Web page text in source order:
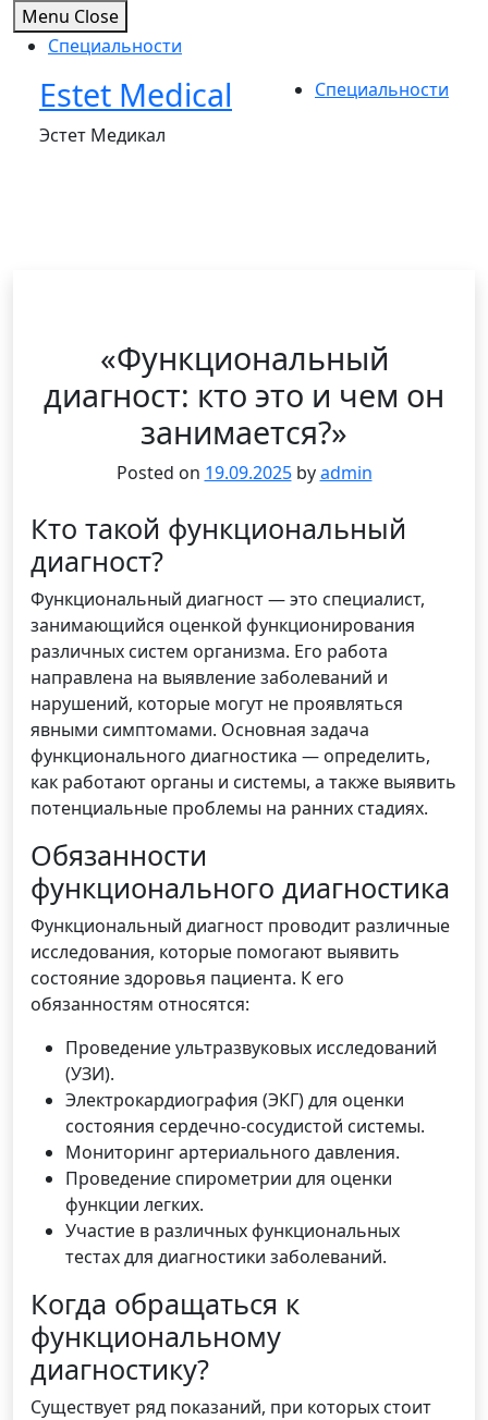
Menu Close
Специальности
content
Estet Medical
Эстет Медикал
Специальности
«Функциональный
диагност: кто это и чем он
занимается?»
Posted on 19.09.2025byadmin
Кто такой функциональный
диагност?
Функциональный диагност — это специалист,
занимающийся оценкой функционирования
различных систем организма. Его работа
направлена на выявление заболеваний и
нарушений, которые могут не проявляться
явными симптомами. Основная задача
функционального диагностика — определить,
как работают органы и системы, а также выявить
потенциальные проблемы на ранних стадиях.
Обязанности
функционального диагностика
Функциональный диагност проводит различные
исследования, которые помогают выявить
состояние здоровья пациента. К его
обязанностям относятся:
Проведение ультразвуковых исследований
(УЗИ).
Электрокардиография (ЭКГ) для оценки
состояния сердечно-сосудистой системы.
Мониторинг артериального давления.
Проведение спирометрии для оценки
функции легких.
Участие в различных функциональных
тестах для диагностики заболеваний.
Когда обращаться к
функциональному
диагностику?
Существует ряд показаний, при которых стоит